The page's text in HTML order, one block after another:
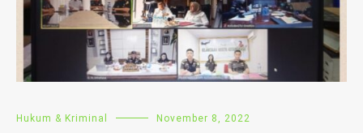
Hukum & Kriminal November 8, 2022